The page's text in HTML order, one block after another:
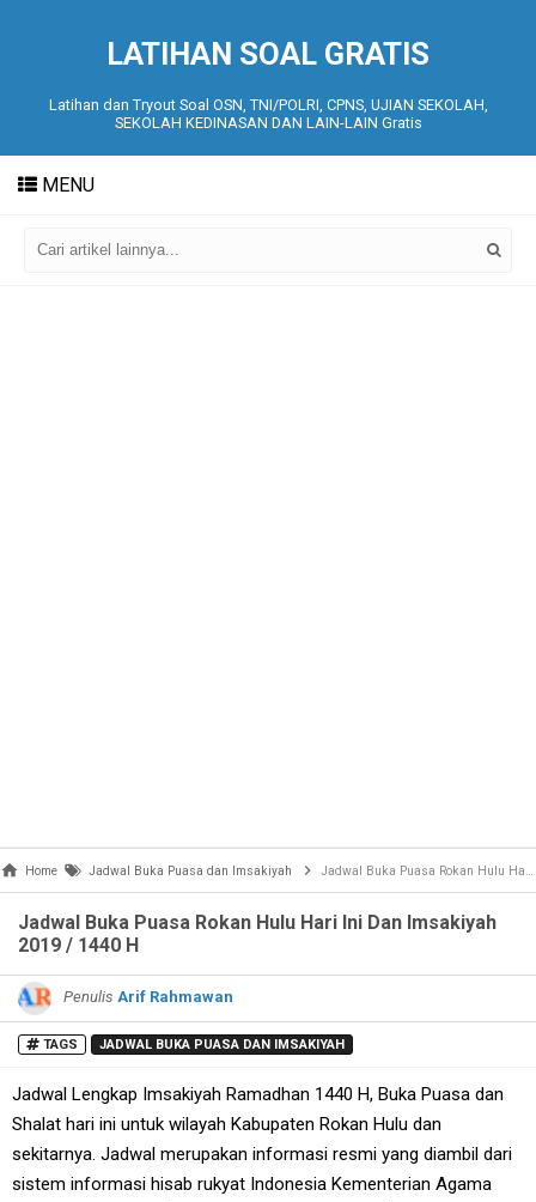
LATIHAN SOAL GRATIS
Latihan dan Tryout Soal OSN, TNI/POLRI, CPNS, UJIAN SEKOLAH,
SEKOLAH KEDINASAN DAN LAIN-LAIN Gratis
MENU
Home Jadwal Buka Puasa dan Imsakiyah Jadwal Buka Puasa Rokan Hulu Hari Ini Dan Imsakiyah 2019 / 1440 H
Jadwal Buka Puasa Rokan Hulu Hari Ini Dan Imsakiyah
2019 / 1440 H
Penulis Arif Rahmawan
TAGS JADWAL BUKA PUASA DAN IMSAKIYAH
Jadwal Lengkap Imsakiyah Ramadhan 1440 H, Buka Puasa dan
Shalat hari ini untuk wilayah Kabupaten Rokan Hulu dan
sekitarnya. Jadwal merupakan informasi resmi yang diambil dari
sistem informasi hisab rukyat Indonesia Kementerian Agama